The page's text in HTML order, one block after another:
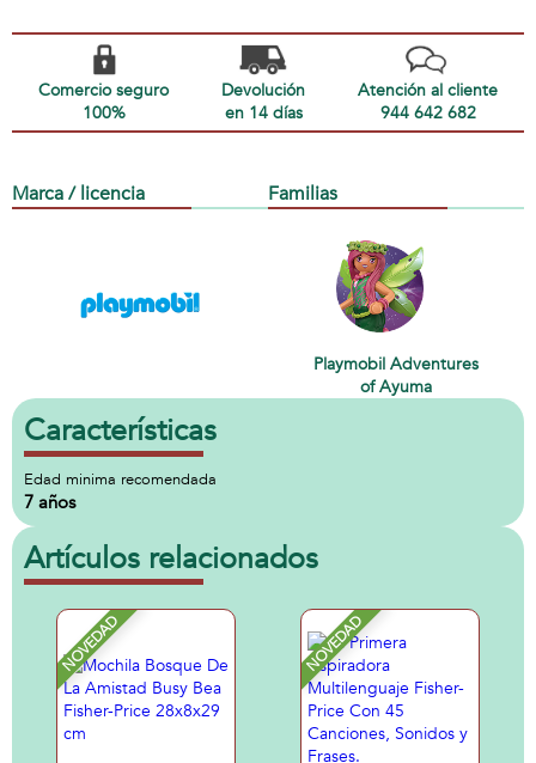
Comercio seguro
100%
Devolución
en 14 días
Atención al cliente
944 642 682
Marca / licencia Familias
Playmobil Adventures
of Ayuma
Características
Edad minima recomendada
7 años
Artículos relacionados
NOVEDAD NOVEDAD